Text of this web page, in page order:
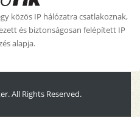
közös IP hálózatra csatlakoznak,
és biztonságosan felépített IP
alapja.
All Rights Reserved.